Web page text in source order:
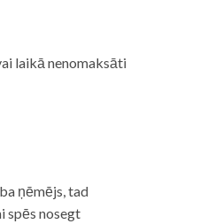
laikā nenomaksāti
ņēmējs, tad
spēs nosegt